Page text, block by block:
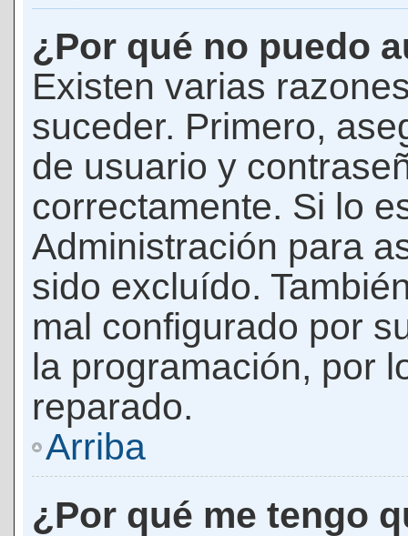
¿Por qué no puedo
Existen varias
suceder. Primero,
de usuario y
correctamente. Si lo
Administración para
sido excluído.
mal configurado por
la programación, por
reparado.
Arriba
¿Por qué me tengo